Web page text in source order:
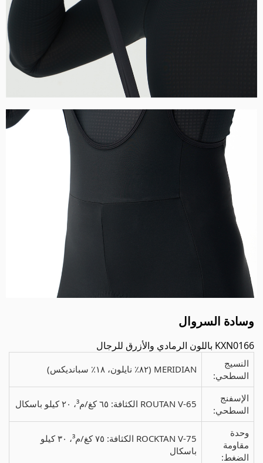
وسادة السروال
KXN0166 باللون الرمادي والأزرق للرجال
النسيج
السطحي:
MERIDIAN (٨٢٪ نايلون، ١٨٪ سبانديكس)
الإسفنج
السطحي:
ROUTAN V-65 الكثافة: ٦٥ كغ/م³، ٢٠ كيلو باسكال
وحدة
مقاومة
الضغط:
ROCKTAN V-75 الكثافة: ٧٥ كغ/م³، ٣٠ كيلو
باسكال